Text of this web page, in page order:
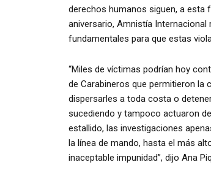
derechos humanos siguen, a esta
aniversario, Amnistía
fundamentales para que estas
“Miles de víctimas podrían hoy
de Carabineros que permitieron
dispersarles a toda costa o
sucediendo y tampoco actuaron
estallido, las investigaciones
la línea de mando, hasta el más
inaceptable impunidad”, dijo Ana